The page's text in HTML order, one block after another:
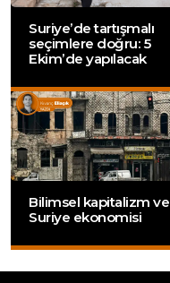
Suriye’de tartışmalı
seçimlere doğru: 5
Ekim’de yapılacak
Bilimsel kapitalizm ve
Suriye ekonomisi